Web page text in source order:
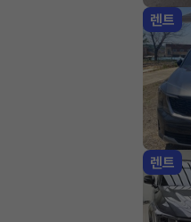
렌트
렌트